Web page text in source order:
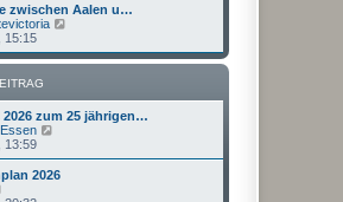
zwischen Aalen u…
u
e
r
i
15:15
2026 zum 25 jährigen…
u
e
13:59
2026